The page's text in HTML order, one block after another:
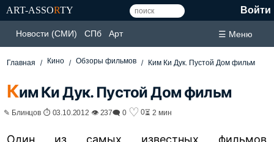
ART-ASSORTY Войти
Новости (СМИ) СПб Арт ☰ Меню
Главная Кино Обзоры фильмов Ким Ки Дук. Пустой Дом фильм
Ким Ки Дук. Пустой Дом фильм
✎ Блинцов ⏱ 03.10.2012 👁 237🗨 0 ♡ 0⏳ 2 мин
Один из самых известных фильмов